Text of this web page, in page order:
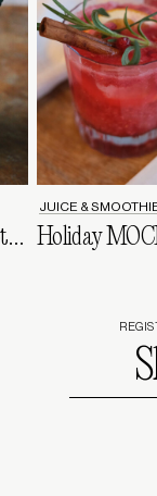
SVALKANDE smoothie till Taco-kvällen
JUICE &
Holiday